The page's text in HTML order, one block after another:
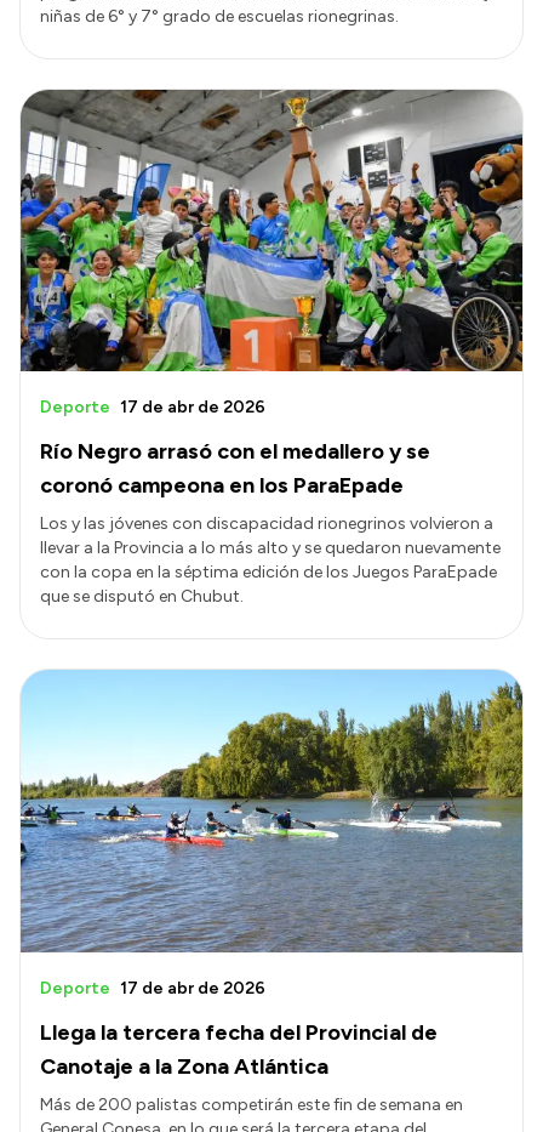
niñas de 6° y 7° grado de escuelas rionegrinas.
Río Negro arrasó con el medallero y se
coronó campeona en los ParaEpade
Deporte 17 de abr de 2026
Los y las jóvenes con discapacidad rionegrinos volvieron a
llevar a la Provincia a lo más alto y se quedaron nuevamente
con la copa en la séptima edición de los Juegos ParaEpade
que se disputó en Chubut.
Llega la tercera fecha del Provincial de
Canotaje a la Zona Atlántica
Deporte 17 de abr de 2026
Más de 200 palistas competirán este fin de semana en